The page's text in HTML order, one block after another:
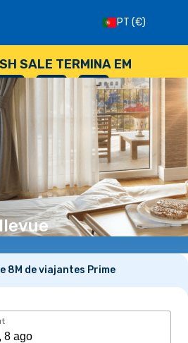
PT (€)
SALE TERMINA EM
--
HORAS
: --
SEGUNDOS
8M de viajantes Prime